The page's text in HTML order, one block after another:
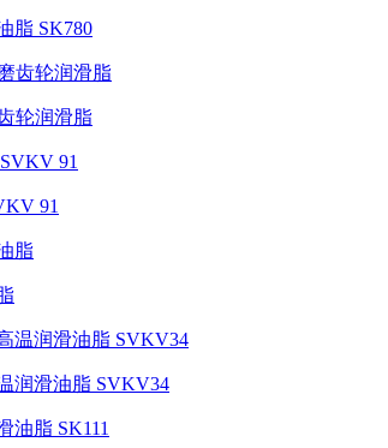
脂 SK780
轮润滑脂
91
润滑油脂 SVKV34